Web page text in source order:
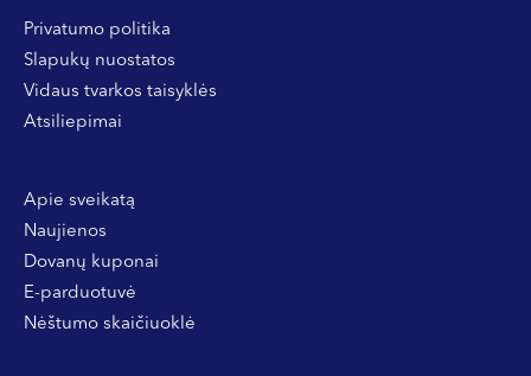
Privatumo politika
Slapukų nuostatos
Vidaus tvarkos taisyklės
Atsiliepimai
Apie sveikatą
Naujienos
Dovanų kuponai
E-parduotuvė
Nėštumo skaičiuoklė